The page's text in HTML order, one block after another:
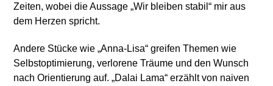
Zeiten, wobei die Aussage „Wir bleiben stabil“ mir aus
dem Herzen spricht.
Andere Stücke wie „Anna-Lisa“ greifen Themen wie
Selbstoptimierung, verlorene Träume und den Wunsch
nach Orientierung auf. „Dalai Lama“ erzählt von naiven